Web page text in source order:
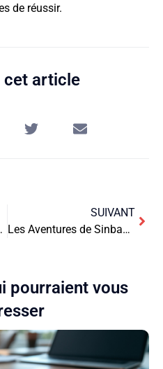
de réussir.
cet article
facilement ?
SUIVANT
Les Aventures de Sinbad le Marin et l’Esprit d’Entreprise : Braver Tous les Risques
pourraient vous